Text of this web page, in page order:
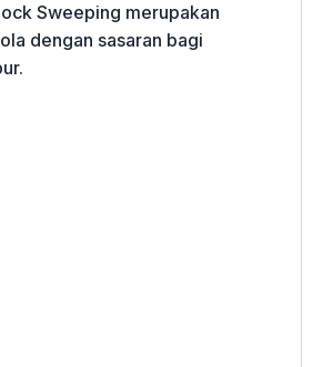
Sweeping merupakan
dengan sasaran bagi